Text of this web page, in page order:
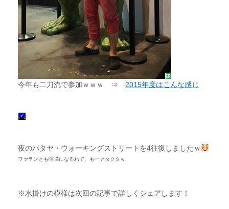
今年も二刀流で参加ｗｗｗ ⇒ 2015年度はこんな感じ
夜のパタヤ・ウォーキングストリートを4往復しましたｗ
ファランとも喧嘩になるわで、もークタクタｗ
※水掛けの模様は次回の記事で詳しくシェアします！